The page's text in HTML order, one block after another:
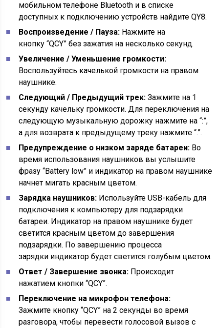
мобильном телефоне Bluetooth и в списке
доступных к подключению устройств найдите QY8.
Воспроизведение / Пауза: Нажмите на
кнопку “QCY” без зажатия на несколько секунд.
Увеличение / Уменьшение громкости:
Воспользуйтесь качелькой громкости на правом
наушнике.
Следующий / Предыдущий трек: Зажмите на 1
секунду качельку громкости. Для переключения на
следующую музыкальную дорожку нажмите на “:”,
а для возврата к предыдущему треку нажмите “.”.
Предупреждение о низком заряде батареи: Во
время использования наушников вы услышите
фразу “Battery low” и индикатор на правом наушнике
начнет мигать красным цветом.
Зарядка наушников: Используйте USB-кабель для
подключения к компьютеру для подзарядки
батареи. Индикатор на правом наушнике будет
светится красным цветом до завершения
подзарядки. По завершению процесса
зарядки индикатор будет светится голубым цветом.
Ответ / Завершение звонка: Происходит
нажатием кнопки “QCY”.
Переключение на микрофон телефона:
Зажмите кнопку “QCY” на 2 секунды во время
разговора, чтобы перевести голосовой вызов с